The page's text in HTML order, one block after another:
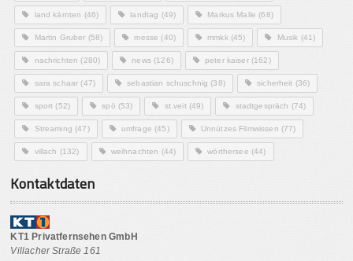
land kärnten (46) landtag (49) Markus Malle (68)
Martin Gruber (58) messe (40) mmkk(45) Musik (41)
nachrichten (280) news(126) peter kaiser(162)
sara schaar (47) sebastian schuschnig (38) sicherheit (36)
sport (52) spö (53) st.veit(49) stadtgespräch (74)
Streaming (47) umfrage (45) Unnützes Filmwissen (77)
villach (132) weihnachten (44) wörthersee (44)
Kontaktdaten
KT1 Privatfernsehen GmbH
Villacher Straße 161